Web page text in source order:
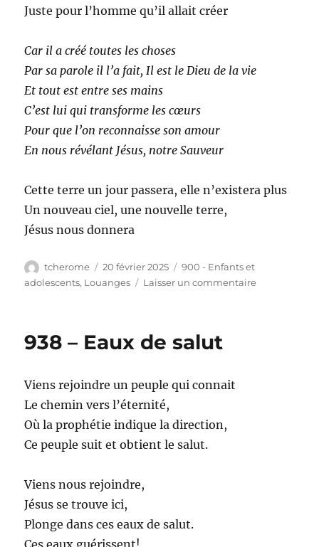
Juste pour l’homme qu’il allait créer
Car il a créé toutes les choses
Par sa parole il l’a fait, Il est le Dieu de la vie
Et tout est entre ses mains
C’est lui qui transforme les cœurs
Pour que l’on reconnaisse son amour
En nous révélant Jésus, notre Sauveur
Cette terre un jour passera, elle n’existera plus
Un nouveau ciel, une nouvelle terre,
Jésus nous donnera
Auteur
tcherome
Publié
le
20 février 2025 Catégories
900 - Enfants et
adolescents, Louanges Laisser un commentairesur
938 – Eaux de salut
Viens rejoindre un peuple qui connait
Le chemin vers l’éternité,
Où la prophétie indique la direction,
Ce peuple suit et obtient le salut.
Viens nous rejoindre,
Jésus se trouve ici,
Plonge dans ces eaux de salut.
Ces eaux guérissent!